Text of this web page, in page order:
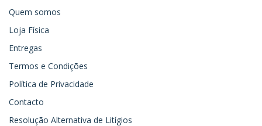
Quem somos
Loja Física
Entregas
Termos e Condições
Política de Privacidade
Contacto
Resolução Alternativa de Litígios